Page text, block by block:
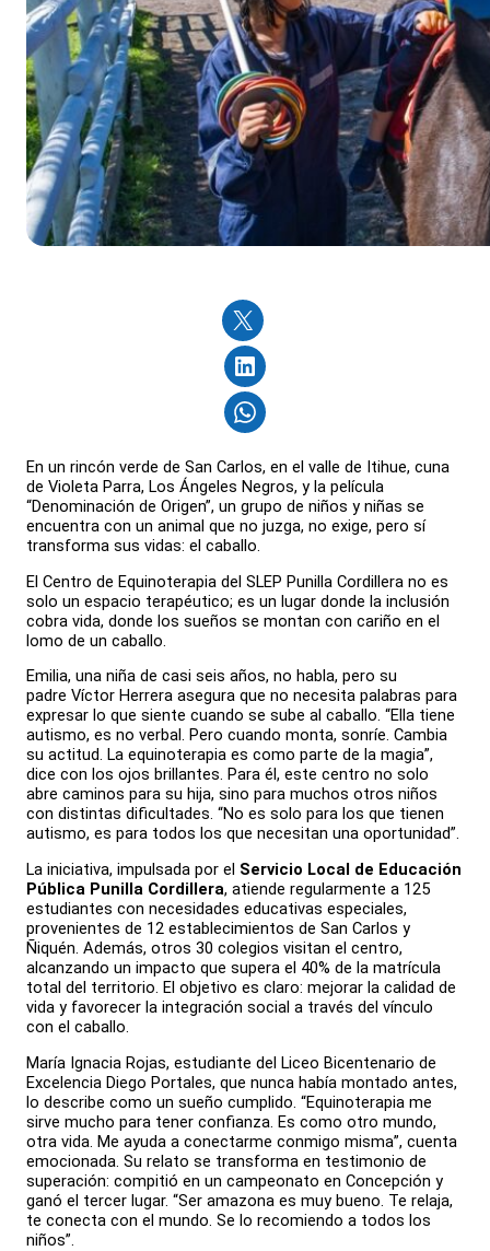
En un rincón verde de San Carlos, en el valle de Itihue, cuna
de Violeta Parra, Los Ángeles Negros, y la película
“Denominación de Origen”, un grupo de niños y niñas se
encuentra con un animal que no juzga, no exige, pero sí
transforma sus vidas: el caballo.
El Centro de Equinoterapia del SLEP Punilla Cordillera no es
solo un espacio terapéutico; es un lugar donde la inclusión
cobra vida, donde los sueños se montan con cariño en el
lomo de un caballo.
Emilia, una niña de casi seis años, no habla, pero su
padre Víctor Herrera asegura que no necesita palabras para
expresar lo que siente cuando se sube al caballo. “Ella tiene
autismo, es no verbal. Pero cuando monta, sonríe. Cambia
su actitud. La equinoterapia es como parte de la magia”,
dice con los ojos brillantes. Para él, este centro no solo
abre caminos para su hija, sino para muchos otros niños
con distintas dificultades. “No es solo para los que tienen
autismo, es para todos los que necesitan una oportunidad”.
La iniciativa, impulsada por el Servicio Local de Educación
Pública Punilla Cordillera, atiende regularmente a 125
estudiantes con necesidades educativas especiales,
provenientes de 12 establecimientos de San Carlos y
Ñiquén. Además, otros 30 colegios visitan el centro,
alcanzando un impacto que supera el 40% de la matrícula
total del territorio. El objetivo es claro: mejorar la calidad de
vida y favorecer la integración social a través del vínculo
con el caballo.
María Ignacia Rojas, estudiante del Liceo Bicentenario de
Excelencia Diego Portales, que nunca había montado antes,
lo describe como un sueño cumplido. “Equinoterapia me
sirve mucho para tener confianza. Es como otro mundo,
otra vida. Me ayuda a conectarme conmigo misma”, cuenta
emocionada. Su relato se transforma en testimonio de
superación: compitió en un campeonato en Concepción y
ganó el tercer lugar. “Ser amazona es muy bueno. Te relaja,
te conecta con el mundo. Se lo recomiendo a todos los
niños”.